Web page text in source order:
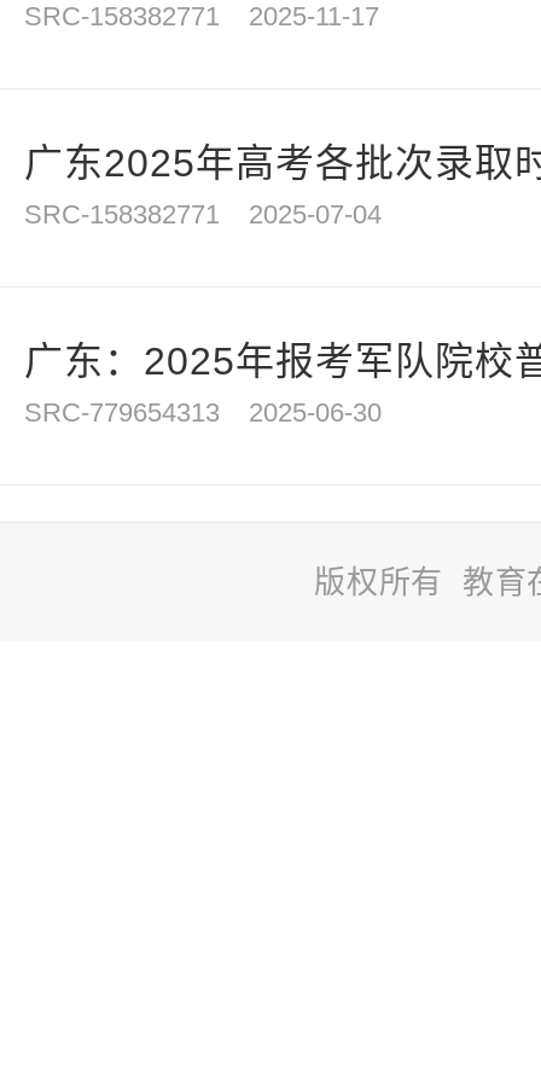
SRC-158382771 2025-11-17
广东2025年高考各批次录取
SRC-158382771 2025-07-04
广东：2025年报考军队院校
SRC-779654313 2025-06-30
版权所有 教育